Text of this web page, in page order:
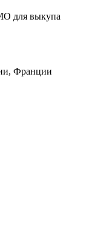
для выкупа
Франции